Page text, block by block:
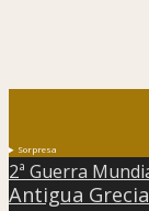
Sorpresa
2ª Guerra
Antigua Grecia